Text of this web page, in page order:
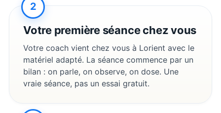
2
Votre première séance chez vous
Votre coach vient chez vous à Lorient avec le
matériel adapté. La séance commence par un
bilan : on parle, on observe, on dose. Une
vraie séance, pas un essai gratuit.